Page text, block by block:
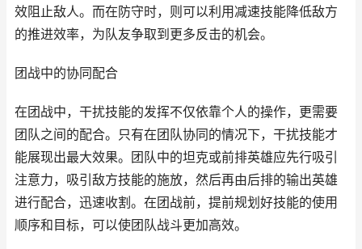
效阻止敌人。而在防守时，则可以利用减速技能降低敌方
的推进效率，为队友争取到更多反击的机会。
团战中的协同配合
在团战中，干扰技能的发挥不仅依靠个人的操作，更需要
团队之间的配合。只有在团队协同的情况下，干扰技能才
能展现出最大效果。团队中的坦克或前排英雄应先行吸引
注意力，吸引敌方技能的施放，然后再由后排的输出英雄
进行配合，迅速收割。在团战前，提前规划好技能的使用
顺序和目标，可以使团队战斗更加高效。